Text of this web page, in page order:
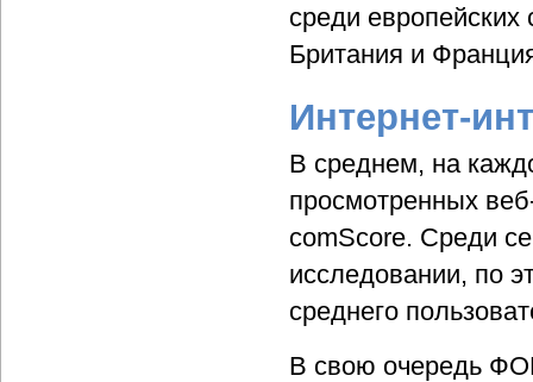
среди европейских
Британия и
Интернет-
В среднем, на
просмотренных
comScore. Среди
исследовании, по
среднего
В свою очередь